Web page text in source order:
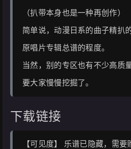
（扒带本身也是一种再创作）
简单说，动漫日系的曲子精扒
原唱片专辑总谱的程度。
当然，别的专区也有不少高质
要大家慢慢挖掘了。
下载链接
【可见度】 乐谱已隐藏，需要